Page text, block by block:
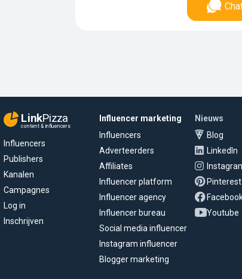
LinkPizza
content & influencers
Influencers
Publishers
Kanalen
Campagnes
Log in
Inschrijven
Influencer marketing
Influencers
Adverteerders
Affiliates
Influencer platform
Influencer agency
Influencer bureau
Social media influencer
Instagram influencer
Blogger marketing
Nieuws
Blog
LinkedIn
Pinterest
Youtube